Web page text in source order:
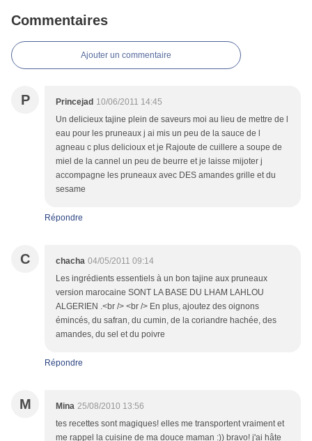
Commentaires
Ajouter un commentaire
P Princejad 10/06/2011 14:45
Un delicieux tajine plein de saveurs moi au lieu de mettre de l
eau pour les pruneaux j ai mis un peu de la sauce de l
agneau c plus delicioux et je Rajoute de cuillere a soupe de
miel de la cannel un peu de beurre et je laisse mijoter j
accompagne les pruneaux avec DES amandes grille et du
sesame
Répondre
C chacha 04/05/2011 09:14
Les ingrédients essentiels à un bon tajine aux pruneaux
version marocaine SONT LA BASE DU LHAM LAHLOU
ALGERIEN .<br /> <br /> En plus, ajoutez des oignons
émincés, du safran, du cumin, de la coriandre hachée, des
amandes, du sel et du poivre
Répondre
M Mina 25/08/2010 13:56
tes recettes sont magiques! elles me transportent vraiment et
me rappel la cuisine de ma douce maman :)) bravo! j'ai hâte